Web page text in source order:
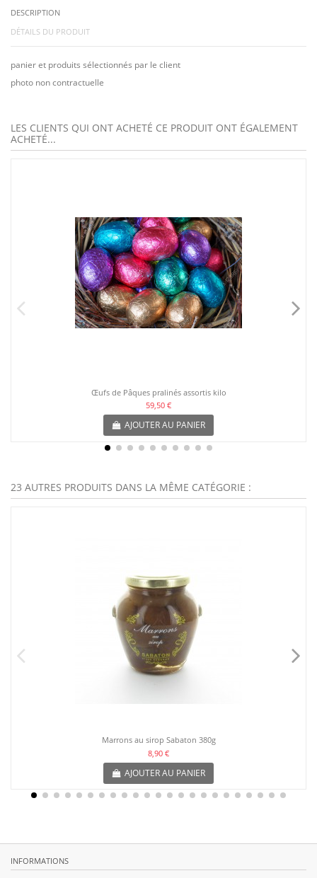
DESCRIPTION
DÉTAILS DU PRODUIT
panier et produits sélectionnés par le client
photo non contractuelle
LES CLIENTS QUI ONT ACHETÉ CE PRODUIT ONT ÉGALEMENT
ACHETÉ...
Œufs de Pâques pralinés assortis kilo
59,50 €
AJOUTER AU PANIER
23 AUTRES PRODUITS DANS LA MÊME CATÉGORIE :
Marrons au sirop Sabaton 380g
8,90 €
AJOUTER AU PANIER
INFORMATIONS